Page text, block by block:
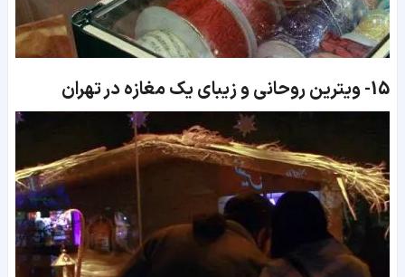
15- ویترین روحانی و زیبای یک مغازه در تهران